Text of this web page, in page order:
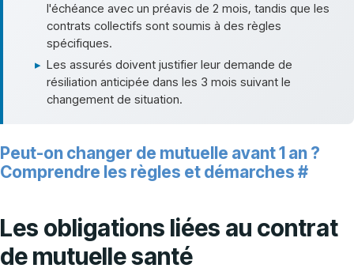
l'échéance avec un préavis de 2 mois, tandis que les
contrats collectifs sont soumis à des règles
spécifiques.
▸ Les assurés doivent justifier leur demande de
résiliation anticipée dans les 3 mois suivant le
changement de situation.
Peut-on changer de mutuelle avant 1 an ?
Comprendre les règles et démarches #
Les obligations liées au contrat
de mutuelle santé